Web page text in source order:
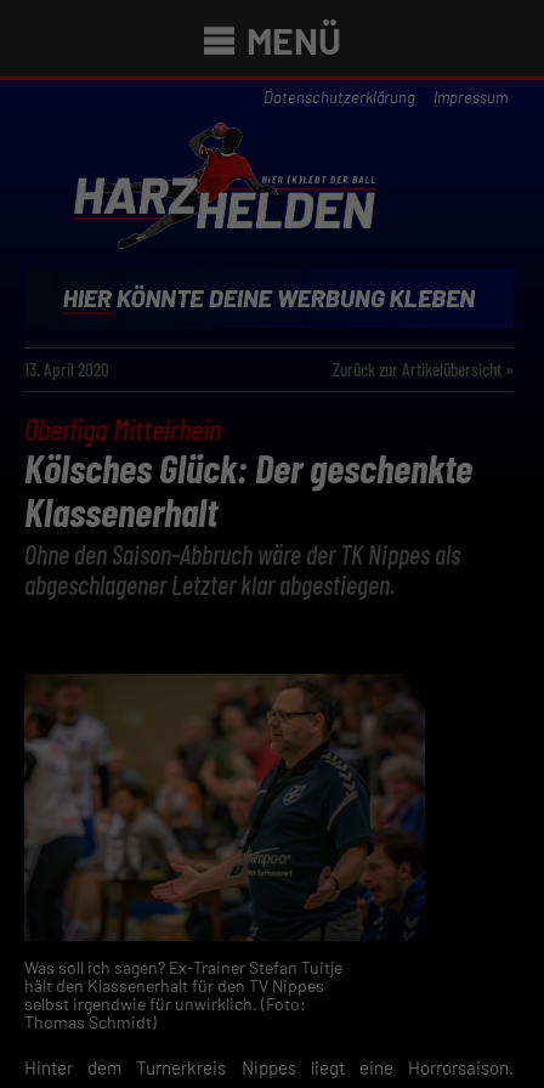
MENÜ
Datenschutzerklärung Impressum
13. April 2020 Zurück zur Artikelübersicht »
Oberliga Mittelrhein
Kölsches Glück: Der geschenkte
Klassenerhalt
Ohne den Saison-Abbruch wäre der TK Nippes als
abgeschlagener Letzter klar abgestiegen.
Was soll ich sagen? Ex-Trainer Stefan Tuitje
hält den Klassenerhalt für den TV Nippes
selbst irgendwie für unwirklich. (Foto:
Thomas Schmidt)
Hinter dem Turnerkreis Nippes liegt eine Horrorsaison.